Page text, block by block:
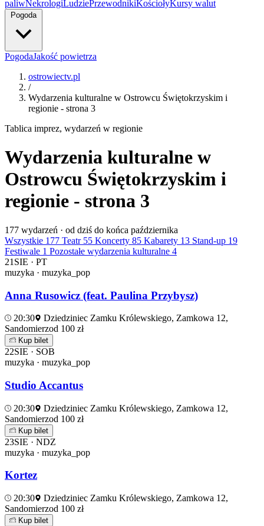
paliwNekrologiLudziePrzewodnikiKościołyKursy walut
Pogoda
PogodaJakość powietrza
ostrowiectv.pl
/
Wydarzenia kulturalne w Ostrowcu Świętokrzyskim i
regionie - strona 3
Tablica imprez, wydarzeń w regionie
Wydarzenia kulturalne w
Ostrowcu Świętokrzyskim i
regionie - strona 3
177 wydarzeń · od dziś do końca października
Wszystkie 177 Teatr 55 Koncerty 85 Kabarety 13 Stand-up 19
Festiwale 1 Pozostałe wydarzenia kulturalne 4
21 SIE · PT
muzyka · muzyka_pop
Anna Rusowicz (feat. Paulina Przybysz)
20:30
Dziedziniec Zamku Królewskiego, Zamkowa 12,
Sandomierzod 100 zł
Kup bilet
22SIE · SOB
muzyka · muzyka_pop
Studio Accantus
20:30
Dziedziniec Zamku Królewskiego, Zamkowa 12,
Sandomierzod 100 zł
Kup bilet
23SIE · NDZ
muzyka · muzyka_pop
Kortez
20:30
Dziedziniec Zamku Królewskiego, Zamkowa 12,
Sandomierzod 100 zł
Kup bilet